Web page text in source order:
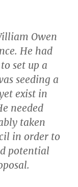
Owen
He had
set up a
seeding a
exist in
needed
taken
in order to
potential